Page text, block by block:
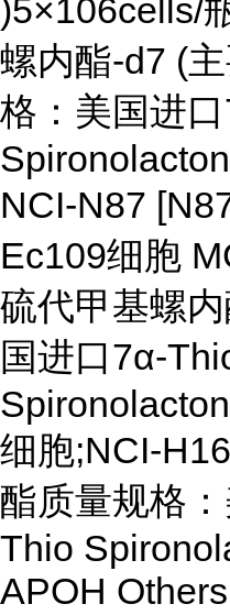
)5×106cells/
螺内酯-d7 (
格：美国进
NCI-N87
Ec109细胞
硫代甲基螺
国进口7α-
细胞;NCI-
酯质量规格
Thio
APOH